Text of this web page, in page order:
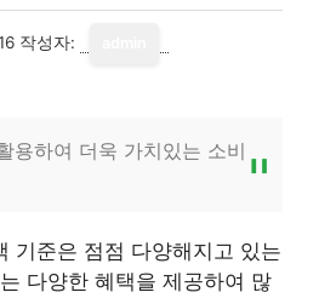
작성자:
용하여 더욱 가치있는 소비
기준은 점점 다양해지고 있는
는 다양한 혜택을 제공하여 많